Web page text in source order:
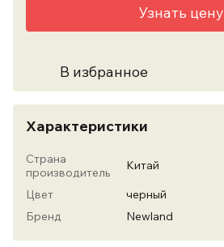
Узнать цену
В избранное
Характеристики
Страна
производитель
Китай
Цвет
черный
Бренд
Newland